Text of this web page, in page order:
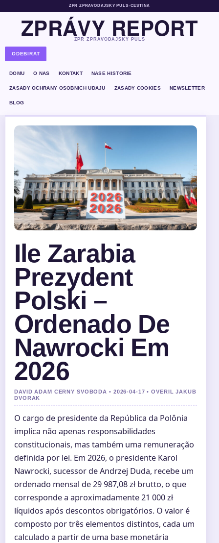
ZPR ZPRAVODAJSKY PULS•CESTINA
ZPRÁVY REPORT
ZPR ZPRAVODAJSKY PULS
ODEBIRAT
DOMU O NAS KONTAKT NASE HISTORIE
ZASADY OCHRANY OSOBNICH UDAJU ZASADY COOKIES NEWSLETTER
BLOG
Ile Zarabia
Prezydent
Polski –
Ordenado De
Nawrocki Em
2026
DAVID ADAM CERNY SVOBODA • 2026-04-17 • OVERIL JAKUB
DVORAK
O cargo de presidente da República da Polônia
implica não apenas responsabilidades
constitucionais, mas também uma remuneração
definida por lei. Em 2026, o presidente Karol
Nawrocki, sucessor de Andrzej Duda, recebe um
ordenado mensal de 29 987,08 zł brutto, o que
corresponde a aproximadamente 21 000 zł
líquidos após descontos obrigatórios. O valor é
composto por três elementos distintos, cada um
calculado a partir de uma base monetária